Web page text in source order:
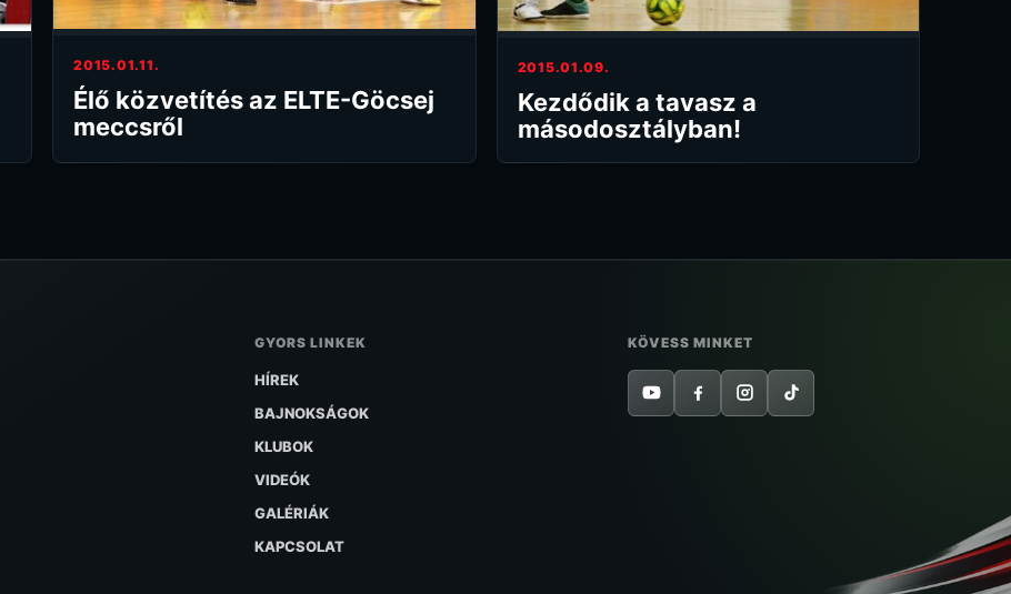
2015.01.11.
Élő közvetítés az ELTE-Göcsej
meccsről
2015.01.09.
Kezdődik a tavasz a
másodosztályban!
GYORS LINKEK
HÍREK
BAJNOKSÁGOK
KLUBOK
VIDEÓK
GALÉRIÁK
KAPCSOLAT
KÖVESS MINKET